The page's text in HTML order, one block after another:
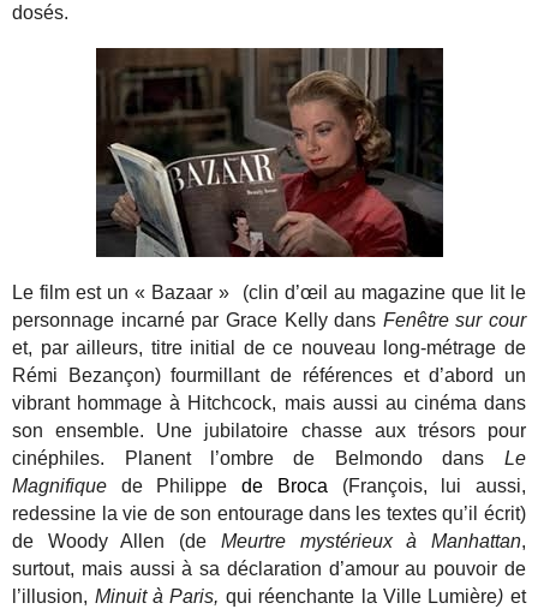
dosés.
Le film est un « Bazaar » (clin d’œil au magazine que lit le
personnage incarné par Grace Kelly dans Fenêtre sur cour
et, par ailleurs, titre initial de ce nouveau long-métrage de
Rémi Bezançon) fourmillant de références et d’abord un
vibrant hommage à Hitchcock, mais aussi au cinéma dans
son ensemble. Une jubilatoire chasse aux trésors pour
cinéphiles. Planent l’ombre de Belmondo dans Le
Magnifique de Philippede Broca(François, lui aussi,
redessine la vie de son entourage dans les textes qu’il écrit)
de Woody Allen (de Meurtre mystérieux à Manhattan,
surtout, mais aussi à sa déclaration d’amour au pouvoir de
l’illusion, Minuit à Paris, qui réenchante la Ville Lumière) et